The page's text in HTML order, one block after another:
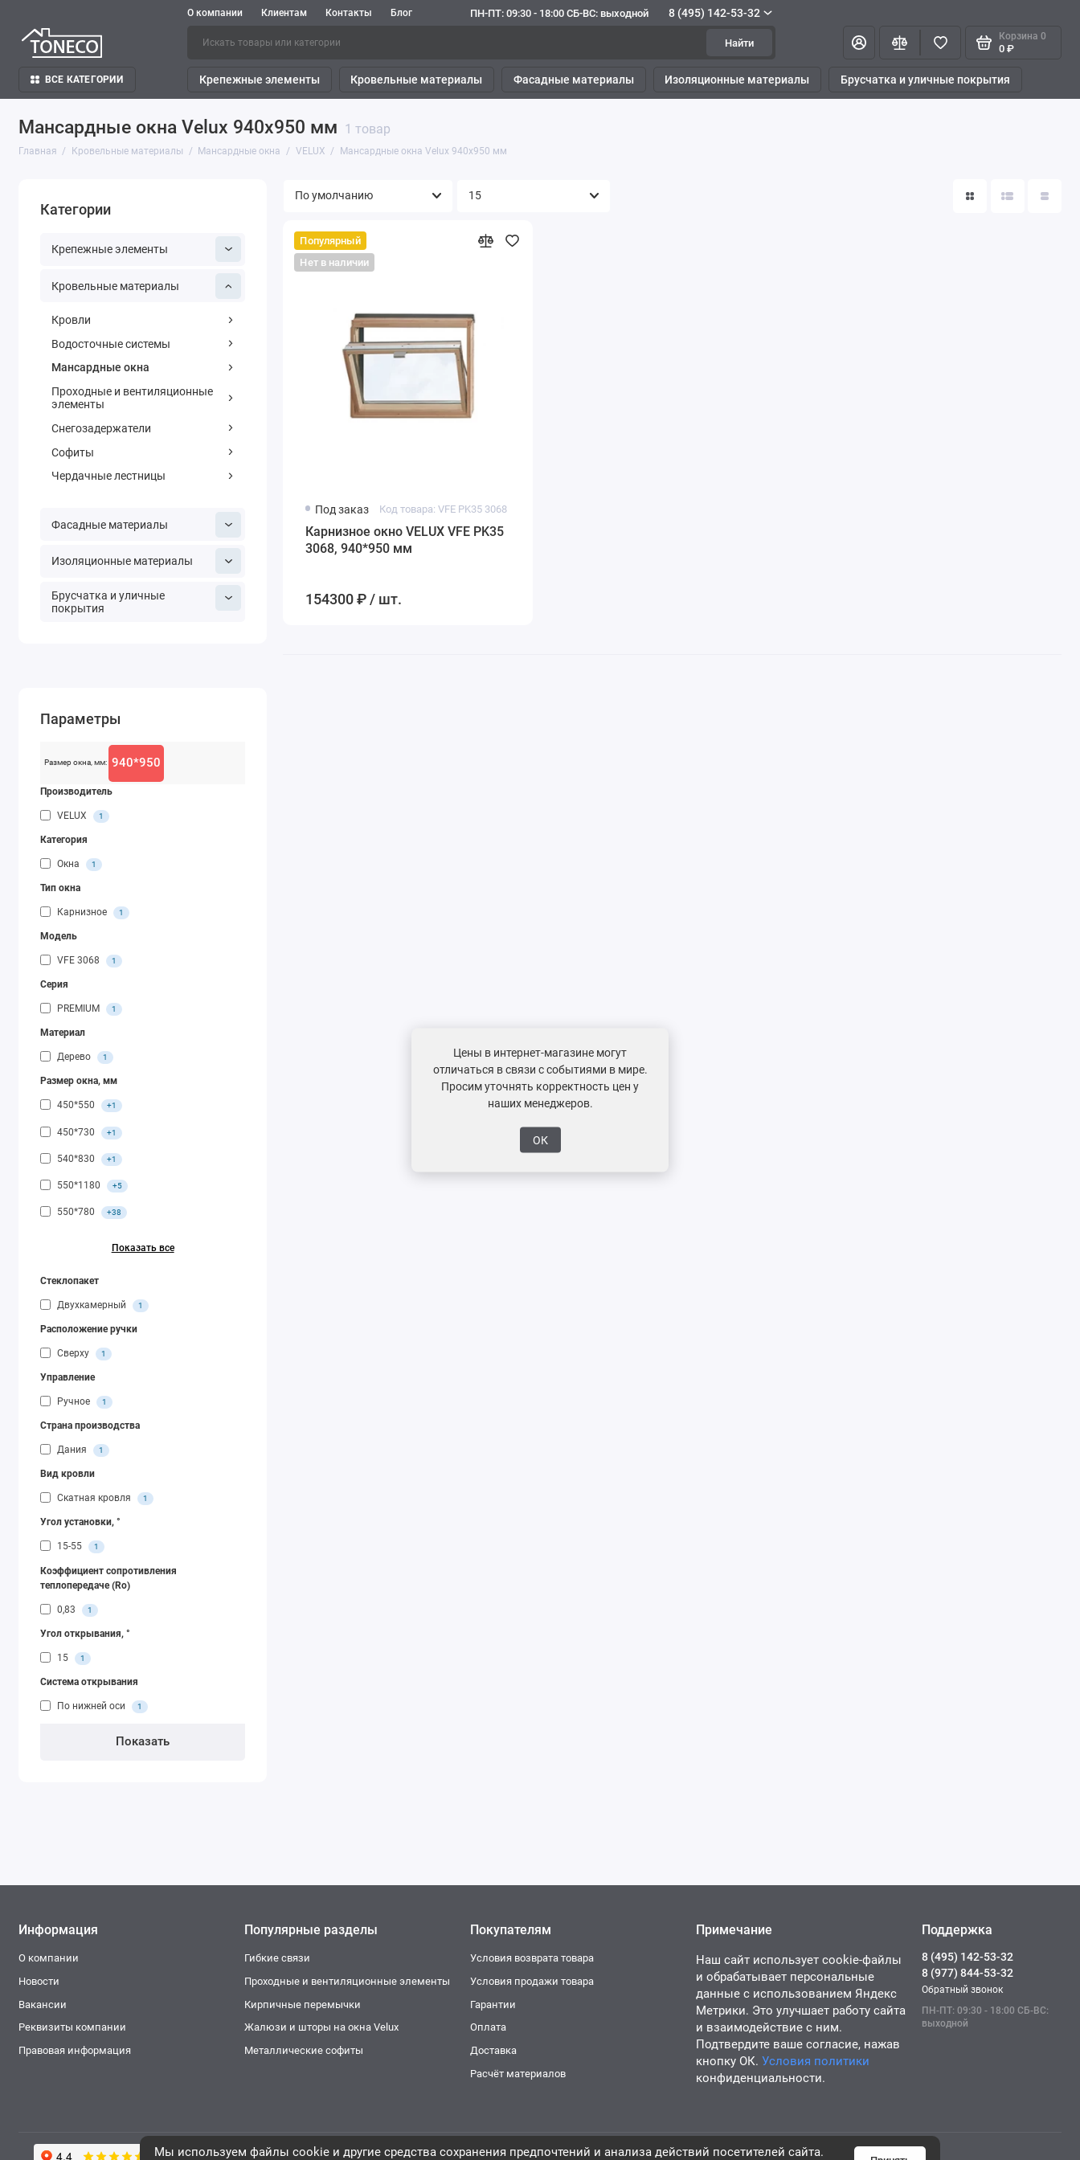
О компании Клиентам Контакты Блог ПН-ПТ: 09:30 - 18:00 СБ-ВС: выходной 8 (495) 142-53-32
Найти
Корзина 0
0 ₽
ВСЕ КАТЕГОРИИ Крепежные элементы Кровельные материалы Фасадные материалы Изоляционные материалы Брусчатка и уличные покрытия
Мансардные окна Velux 940х950 мм 1 товар
Главная Кровельные материалы Мансардные окна VELUX Мансардные окна Velux 940х950 мм
Категории
Крепежные элементы
Кровельные материалы
Кровли
Водосточные системы
Мансардные окна
Проходные и вентиляционные
элементы
Снегозадержатели
Софиты
Чердачные лестницы
Фасадные материалы
Изоляционные материалы
Брусчатка и уличные
покрытия
Параметры
Размер окна, мм: 940*950
Производитель
VELUX 1
Категория
Окна 1
Тип окна
Карнизное 1
Модель
VFE 3068 1
Серия
PREMIUM 1
Материал
Дерево 1
Размер окна, мм
450*550 +1
450*730 +1
540*830 +1
550*1180 +5
550*780 +38
Показать все
Стеклопакет
Двухкамерный 1
Расположение ручки
Сверху 1
Управление
Ручное 1
Страна производства
Дания 1
Вид кровли
Скатная кровля 1
Угол установки, °
15-55 1
Коэффициент сопротивления
теплопередаче (Ro)
0,83 1
Угол открывания, °
15 1
Система открывания
По нижней оси 1
Популярный
Нет в наличии
Под заказ Код товара: VFE PK35 3068
Карнизное окно VELUX VFE PK35
3068, 940*950 мм
154300 ₽ / шт.
Мы используем файлы cookie и другие средства сохранения предпочтений и анализа действий посетителей сайта.
Информация
О компании
Новости
Вакансии
Реквизиты компании
Правовая информация
Популярные разделы
Гибкие связи
Проходные и вентиляционные элементы
Кирпичные перемычки
Жалюзи и шторы на окна Velux
Металлические софиты
Покупателям
Условия возврата товара
Условия продажи товара
Гарантии
Оплата
Доставка
Расчёт материалов
Примечание
Наш сайт использует cookie-файлы
и обрабатывает персональные
данные с использованием Яндекс
Метрики. Это улучшает работу сайта
и взаимодействие с ним.
Подтвердите ваше согласие, нажав
кнопку ОК.Условия политики
конфиденциальности.
Поддержка
8 (495) 142-53-32
8 (977) 844-53-32
Обратный звонок
ПН-ПТ: 09:30 - 18:00 СБ-ВС:
выходной
Цены в интернет-магазине могут
отличаться в связи с событиями в мире.
Просим уточнять корректность цен у
наших менеджеров.
ОК